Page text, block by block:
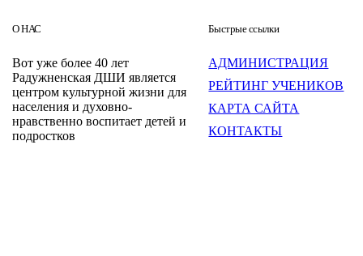
О НАС
Вот уже более 40 лет
Радужненская ДШИ является
центром культурной жизни для
населения и духовно-
нравственно воспитает детей и
подростков
Быстрые ссылки
АДМИНИСТРАЦИЯ
РЕЙТИНГ УЧЕНИКОВ
КАРТА САЙТА
КОНТАКТЫ